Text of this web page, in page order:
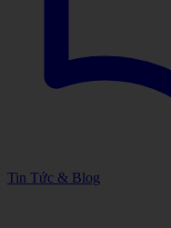
Tin Tức & Blog